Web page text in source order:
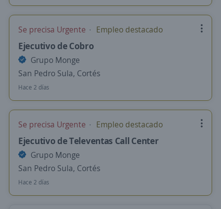
Se precisa Urgente Empleo destacado
Ejecutivo de Cobro
Grupo Monge
San Pedro Sula, Cortés
Hace 2 días
Se precisa Urgente Empleo destacado
Ejecutivo de Televentas Call Center
Grupo Monge
San Pedro Sula, Cortés
Hace 2 días